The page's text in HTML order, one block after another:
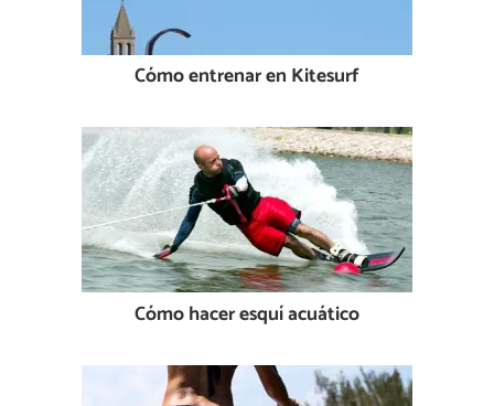
Cómo entrenar en Kitesurf
Cómo hacer esquí acuático